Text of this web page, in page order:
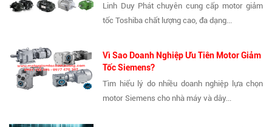
Linh Duy Phát chuyên cung cấp motor giảm
tốc Toshiba chất lượng cao, đa dạng...
Vì Sao Doanh Nghiệp Ưu Tiên Motor Giảm
Tốc Siemens?
Tìm hiểu lý do nhiều doanh nghiệp lựa chọn
motor Siemens cho nhà máy và dây...